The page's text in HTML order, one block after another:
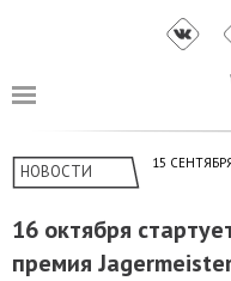
НОВОСТИ 15
16 октября
премия